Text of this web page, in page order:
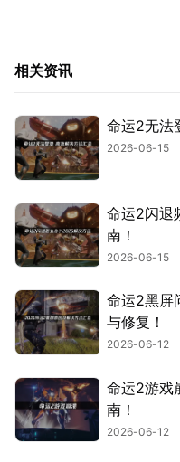
相关资讯
命运2无法
2026-06-15
命运2闪退
南！
2026-06-15
命运2黑屏
与修复！
2026-06-12
命运2游戏
南！
2026-06-12